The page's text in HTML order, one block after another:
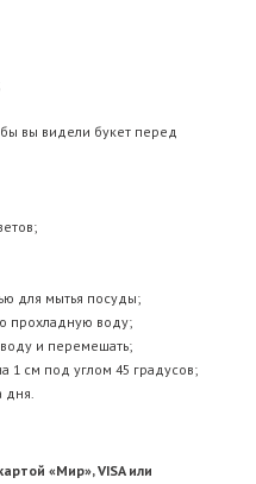
вы видели букет перед
для мытья посуды;
прохладную воду;
и перемешать;
1 см под углом 45 градусов;
дня.
«Мир», VISA или